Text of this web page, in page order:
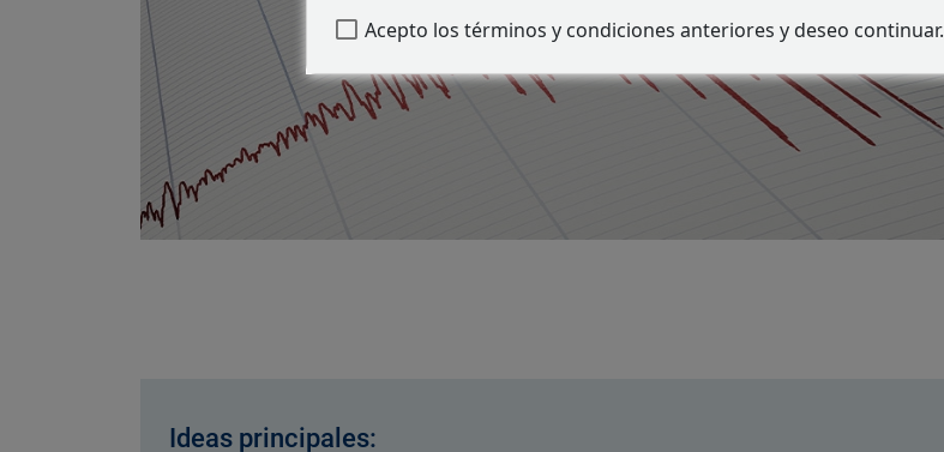
Ideas principales:
Acepto los términos y condiciones anteriores y deseo continuar.